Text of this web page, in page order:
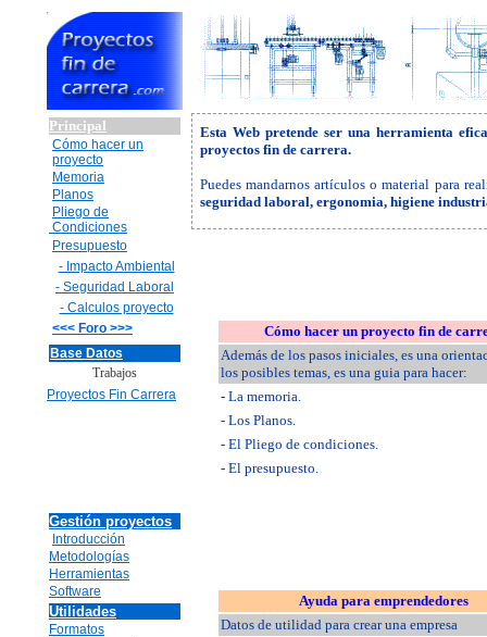
Principal
Cómo hacer un
proyecto
Memoria
Planos
Pliego de
Condiciones
Presupuesto
- Impacto Ambiental
- Seguridad Laboral
- Calculos proyecto
<<< Foro >>>
Base Datos
Trabajos
Proyectos Fin Carrera
Gestión proyectos
Introducción
Metodologías
Herramientas
Software
Utilidades
Formatos
Esta Web pretende ser una herramienta
proyectos fin de carrera.
Puedes mandarnos artículos o material para
seguridad laboral, ergonomia, higiene
Cómo hacer un proyecto fin de
Además de los pasos iniciales, es una
los posibles temas, es una guia para hacer:
- La memoria.
- Los Planos.
- El Pliego de condiciones.
- El presupuesto.
Ayuda para emprendedores
Datos de utilidad para crear una empresa